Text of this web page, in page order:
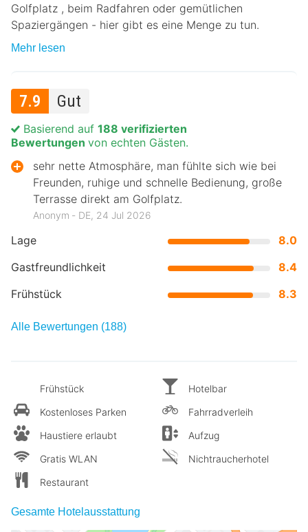
Golfplatz , beim Radfahren oder gemütlichen
Spaziergängen - hier gibt es eine Menge zu tun.
Mehr lesen
7.9 Gut
Lage
8.0
Gastfreundlichkeit
8.4
Frühstück
8.3
Basierend auf 188 verifizierten
Bewertungen von echten Gästen.
sehr nette Atmosphäre, man fühlte sich wie bei
Freunden, ruhige und schnelle Bedienung, große
Terrasse direkt am Golfplatz.
Anonym ‐ DE, 24 Jul 2026
Alle Bewertungen (188)
Frühstück
Kostenloses Parken
Haustiere erlaubt
Gratis WLAN
Restaurant
Hotelbar
Fahrradverleih
Aufzug
Nichtraucherhotel
Gesamte Hotelausstattung